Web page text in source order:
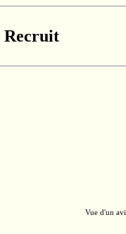
Recruit
Vue d'un